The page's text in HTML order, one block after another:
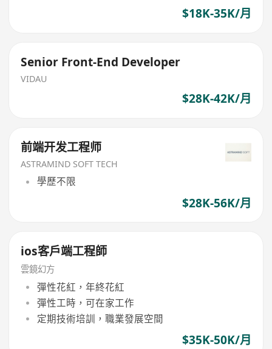
$18K-35K/月
Senior Front-End Developer
VIDAU
$28K-42K/月
前端开发工程师
ASTRAMIND SOFT TECH
學歷不限
$28K-56K/月
ios客戶端工程師
雲鏡幻方
彈性花紅，年終花紅
彈性工時，可在家工作
定期技術培訓，職業發展空間
$35K-50K/月